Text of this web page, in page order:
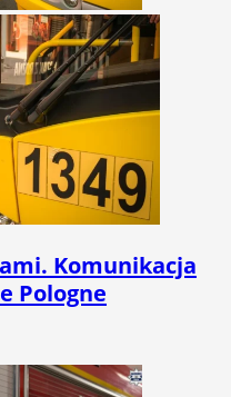
Komunikacja
Pologne